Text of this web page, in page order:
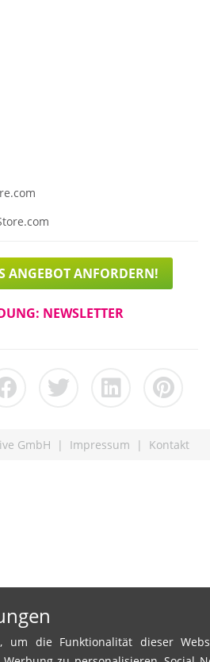
ANGEBOT ANFORDERN!
NEWSLETTER
GmbH | Impressum | Kontakt
um die Funktionalität dieser